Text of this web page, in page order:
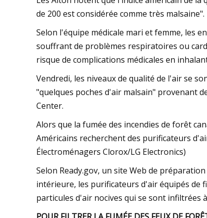
de 200 est considérée comme très malsaine".
Selon l'équipe médicale mari et femme, les
souffrant de problèmes respiratoires ou
risque de complications médicales en
Vendredi, les niveaux de qualité de l'air se
"quelques poches d'air malsain" provenant
Center.
Alors que la fumée des incendies de forêt
Américains recherchent des purificateurs
Électroménagers Clorox/LG Electronics)
Selon Ready.gov, un site Web de
intérieure, les purificateurs d'air équipés de
particules d'air nocives qui se sont infiltrées